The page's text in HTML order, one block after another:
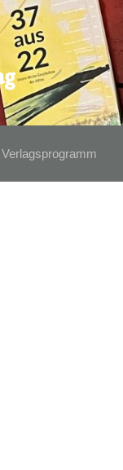
Verlagsprogramm